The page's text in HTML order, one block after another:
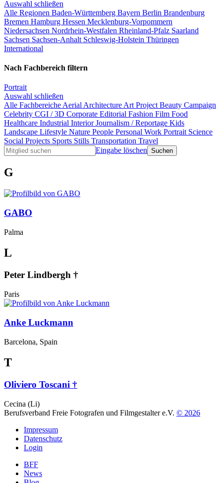
Auswahl schließen
Alle Regionen Baden-Württemberg Bayern Berlin Brandenburg
Bremen Hamburg Hessen Mecklenburg-Vorpommern
Niedersachsen Nordrhein-Westfalen Rheinland-Pfalz Saarland
Sachsen Sachsen-Anhalt Schleswig-Holstein Thüringen
International
Nach Fachbereich filtern
Portrait
Auswahl schließen
Alle Fachbereiche Aerial Architecture Art Project Beauty Campaign
Celebrity CGI / 3D Corporate Editorial Fashion Film Food
Healthcare Industrial InteriorJournalism / Reportage Kids
Landscape Lifestyle Nature People Personal Work Portrait Science
Social Projects Sports Stills Transportation Travel
Eingabe löschen
G
GABO
Palma
L
Peter Lindbergh †
Paris
Anke Luckmann
Barcelona, Spain
T
Oliviero Toscani †
Cecina (Li)
Berufsverband Freie Fotografen und Filmgestalter e.V. © 2026
Impressum
Datenschutz
Login
BFF
News